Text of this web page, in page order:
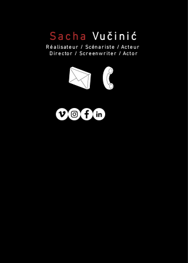
Sacha Vučinić
Réalisateur / Scénariste / Acteur
Director / Screenwriter / Actor